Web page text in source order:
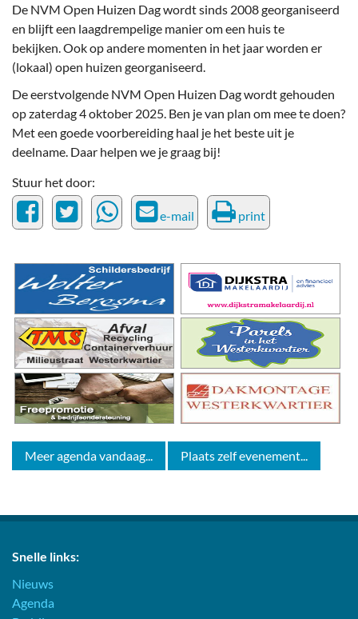
De NVM Open Huizen Dag wordt sinds 2008 georganiseerd
en blijft een laagdrempelige manier om een huis te
bekijken. Ook op andere momenten in het jaar worden er
(lokaal) open huizen georganiseerd.
De eerstvolgende NVM Open Huizen Dag wordt gehouden
op zaterdag 4 oktober 2025. Ben je van plan om mee te doen?
Met een goede voorbereiding haal je het beste uit je
deelname. Daar helpen we je graag bij!
Stuur het door:
e-mail print
Meer agenda vandaag... Plaats zelf evenement...
Snelle links:
Nieuws
Agenda